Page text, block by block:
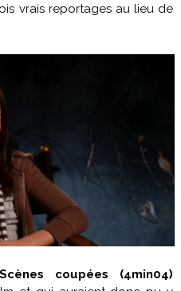
vrais reportages au lieu de
Scènes coupées (4min04)